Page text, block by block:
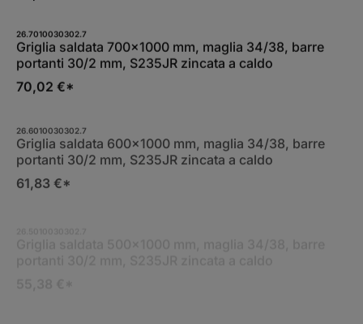
26.7010030302.7
Griglia saldata 700x1000 mm, maglia 34/38, barre
portanti 30/2 mm, S235JR zincata a caldo
70,02 €*
26.6010030302.7
Griglia saldata 600x1000 mm, maglia 34/38, barre
portanti 30/2 mm, S235JR zincata a caldo
61,83 €*